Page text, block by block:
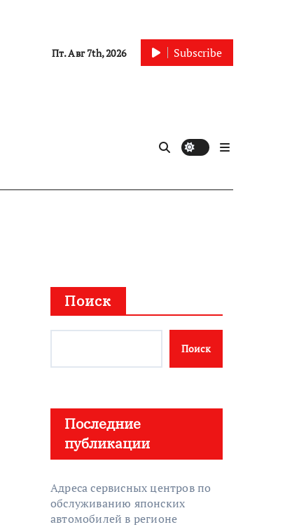
Пт. Авг 7th, 2026 Subscribe
Поиск
Поиск
Последние
публикации
Адреса сервисных центров по
обслуживанию японских
автомобилей в регионе